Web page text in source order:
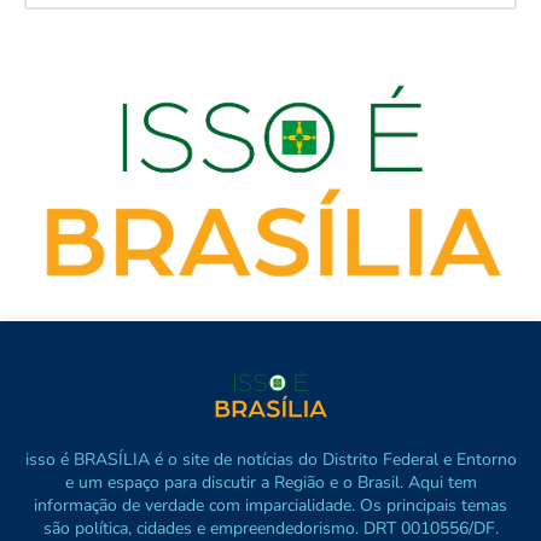
isso é BRASÍLIA é o site de notícias do Distrito Federal e Entorno
e um espaço para discutir a Região e o Brasil. Aqui tem
informação de verdade com imparcialidade. Os principais temas
são política, cidades e empreendedorismo. DRT 0010556/DF.